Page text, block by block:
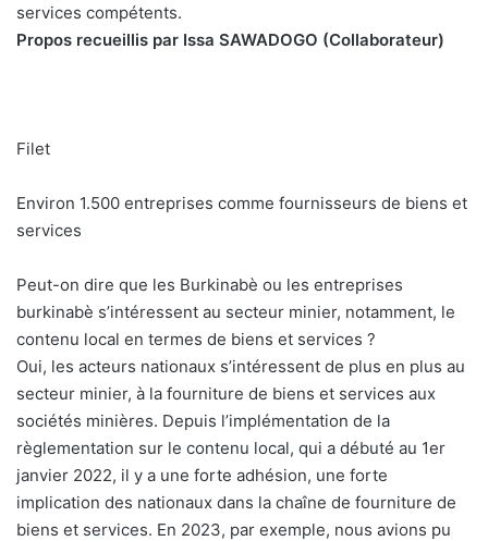
services compétents.
Propos recueillis par Issa SAWADOGO (Collaborateur)
Filet
Environ 1.500 entreprises comme fournisseurs de biens et
services
Peut-on dire que les Burkinabè ou les entreprises
burkinabè s’intéressent au secteur minier, notamment, le
contenu local en termes de biens et services ?
Oui, les acteurs nationaux s’intéressent de plus en plus au
secteur minier, à la fourniture de biens et services aux
sociétés minières. Depuis l’implémentation de la
règlementation sur le contenu local, qui a débuté au 1er
janvier 2022, il y a une forte adhésion, une forte
implication des nationaux dans la chaîne de fourniture de
biens et services. En 2023, par exemple, nous avions pu